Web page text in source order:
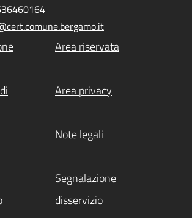
Area riservata
Area privacy
Note legali
Segnalazione
disservizio